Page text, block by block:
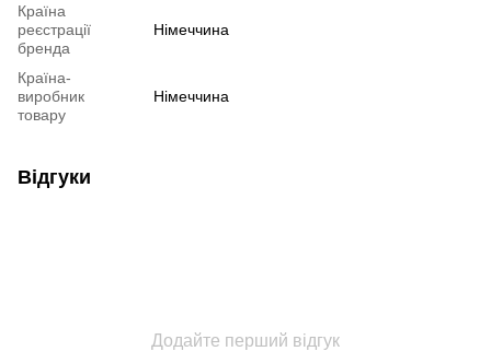
Країна
реєстрації
бренда
Німеччина
Країна-
виробник
товару
Німеччина
Відгуки
Додайте перший відгук